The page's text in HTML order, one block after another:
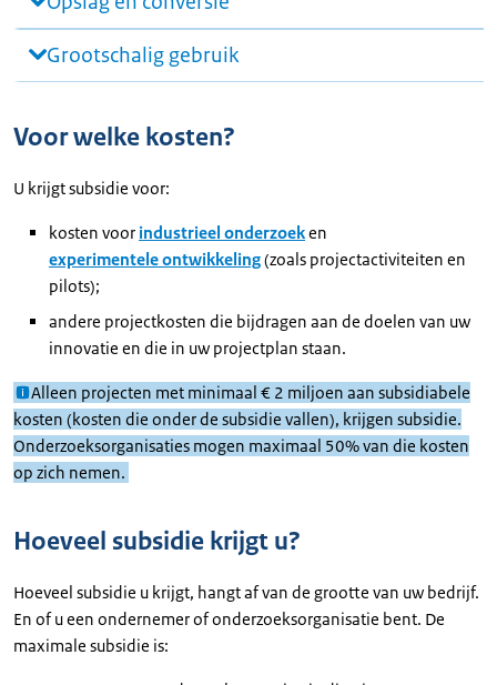
Grootschalig gebruik
Voor welke kosten?
U krijgt subsidie voor:
kosten voor industrieel onderzoeken
experimentele ontwikkeling(zoals projectactiviteiten en
pilots);
andere projectkosten die bijdragen aan de doelen van uw
innovatie en die in uw projectplan staan.
Alleen projecten met minimaal € 2 miljoen aan subsidiabele
kosten (kosten die onder de subsidie vallen), krijgen subsidie.
Onderzoeksorganisaties mogen maximaal 50% van die kosten
op zich nemen.
Hoeveel subsidie krijgt u?
Hoeveel subsidie u krijgt, hangt af van de grootte van uw bedrijf.
En of u een ondernemer of onderzoeksorganisatie bent. De
maximale subsidie is: